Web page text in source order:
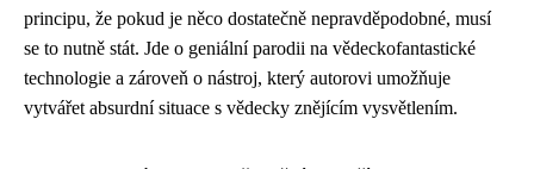
principu, že pokud je něco dostatečně nepravděpodobné, musí
se to nutně stát. Jde o geniální parodii na vědeckofantastické
technologie a zároveň o nástroj, který autorovi umožňuje
vytvářet absurdní situace s vědecky znějícím vysvětlením.